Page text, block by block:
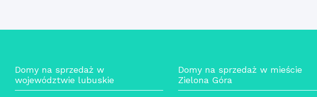
Domy na sprzedaż w
województwie lubuskie
Domy na sprzedaż w mieście
Zielona Góra